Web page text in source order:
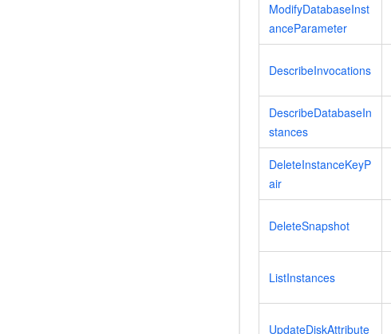
ModifyDatabaseInst
anceParameter
DescribeInvocations
DescribeDatabaseIn
stances
DeleteInstanceKeyP
air
DeleteSnapshot
ListInstances
UpdateDiskAttribute